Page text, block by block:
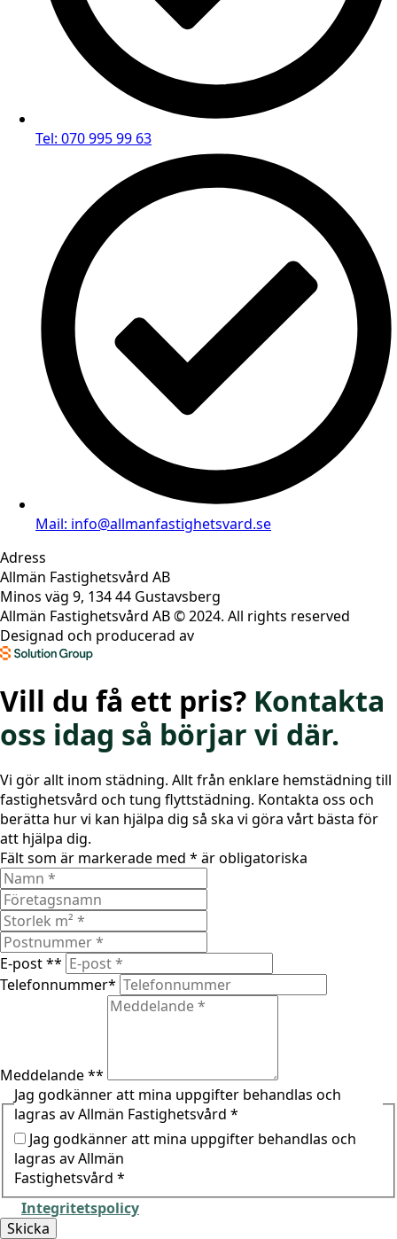
Tel: 070 995 99 63
Mail: info@allmanfastighetsvard.se
Adress
Allmän Fastighetsvård AB
Minos väg 9, 134 44 Gustavsberg
Allmän Fastighetsvård AB © 2024. All rights reserved
Designad och producerad av
Vill du få ett pris? Kontakta
oss idag så börjar vi där.
Vi gör allt inom städning. Allt från enklare hemstädning till
fastighetsvård och tung flyttstädning. Kontakta oss och
berätta hur vi kan hjälpa dig så ska vi göra vårt bästa för
att hjälpa dig.
Fält som är markerade med * är obligatoriska
E-post **
Telefonnummer*
Meddelande **
Jag godkänner att mina uppgifter behandlas och
lagras av Allmän Fastighetsvård *
Jag godkänner att mina uppgifter behandlas och
lagras av Allmän
Fastighetsvård *
Integritetspolicy
Skicka